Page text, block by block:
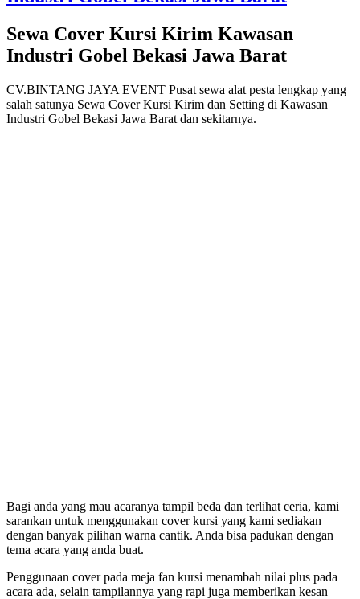
Sewa Cover Kursi Kirim Kawasan
Industri Gobel Bekasi Jawa Barat
CV.BINTANG JAYA EVENT Pusat sewa alat pesta lengkap yang
salah satunya Sewa Cover Kursi Kirim dan Setting di Kawasan
Industri Gobel Bekasi Jawa Barat dan sekitarnya.
Bagi anda yang mau acaranya tampil beda dan terlihat ceria, kami
sarankan untuk menggunakan cover kursi yang kami sediakan
dengan banyak pilihan warna cantik. Anda bisa padukan dengan
tema acara yang anda buat.
Penggunaan cover pada meja fan kursi menambah nilai plus pada
acara ada, selain tampilannya yang rapi juga memberikan kesan